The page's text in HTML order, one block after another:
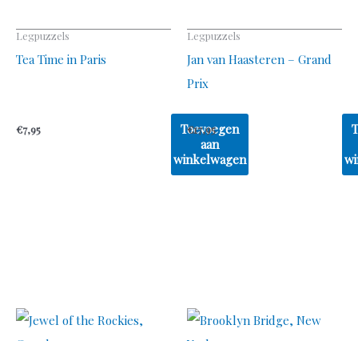
Legpuzzels
Tea Time in Paris
€7,95
Toevoegen
aan
winkelwagen
Legpuzzels
Jan van Haasteren – Grand
Prix
€17,95